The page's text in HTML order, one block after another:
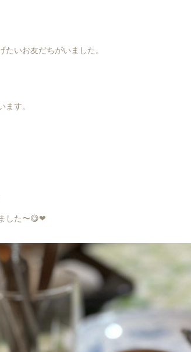
いお友だちがいました。
す。
した〜😋❤︎